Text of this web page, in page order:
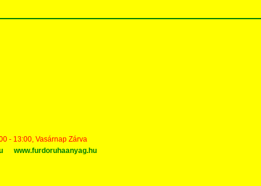
- 13:00, Vasárnap Zárva
www.furdoruhaanyag.hu